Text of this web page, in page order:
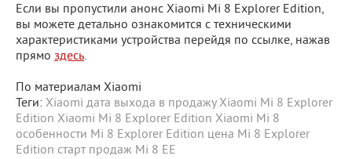
Если вы пропустили анонс Xiaomi Mi 8 Explorer Edition,
вы можете детально ознакомится с техническими
характеристиками устройства перейдя по ссылке, нажав
прямо здесь.
По материалам Xiaomi
Теги: Xiaomi дата выхода в продажу Xiaomi Mi 8 Explorer
Edition Xiaomi Mi 8 Explorer Edition Xiaomi Mi 8
особенности Mi 8 Explorer Edition цена Mi 8 Explorer
Edition старт продаж Mi 8 ЕЕ